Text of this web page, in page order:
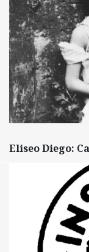
Eliseo Diego: